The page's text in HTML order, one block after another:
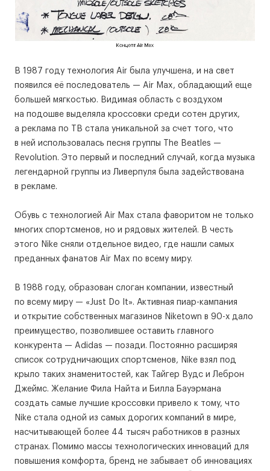
В 1987 году технология Air была улучшена, и на свет
появился её последователь — Air Max, обладающий еще
большей мягкостью. Видимая область с воздухом
на подошве выделяла кроссовки среди сотен других,
а реклама по ТВ стала уникальной за счет того, что
в ней использовалась песня группы The Beatles —
Revolution. Это первый и последний случай, когда музыка
легендарной группы из Ливерпуля была задействована
в рекламе.
Обувь с технологией Air Max стала фаворитом не только
многих спортсменов, но и рядовых жителей. В честь
этого Nike сняли отдельное видео, где нашли самых
преданных фанатов Air Max по всему миру.
В 1988 году, образован слоган компании, известный
по всему миру — «Just Do It». Активная пиар-кампания
и открытие собственных магазинов Niketown в 90-х дало
преимущество, позволившее оставить главного
конкурента — Adidas — позади. Постоянно расширяя
список сотрудничающих спортсменов, Nike взял под
крыло таких знаменитостей, как Тайгер Вудс и Леброн
Джеймс. Желание Фила Найта и Билла Бауэрмана
создать самые лучшие кроссовки привело к тому, что
Nike стала одной из самых дорогих компаний в мире,
насчитывающей более 44 тысяч работников в разных
странах. Помимо массы технологических инноваций для
повышения комфорта, бренд не забывает об инновациях